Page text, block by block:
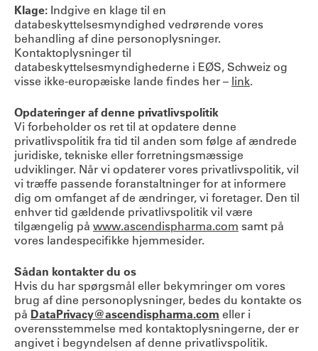
Klage: Indgive en klage til en
databeskyttelsesmyndighed vedrørende vores
behandling af dine personoplysninger.
Kontaktoplysninger til
databeskyttelsesmyndighederne i EØS, Schweiz og
visse ikke-europæiske lande findes her – link.
Opdateringer af denne privatlivspolitik
Vi forbeholder os ret til at opdatere denne
privatlivspolitik fra tid til anden som følge af ændrede
juridiske, tekniske eller forretningsmæssige
udviklinger. Når vi opdaterer vores privatlivspolitik, vil
vi træffe passende foranstaltninger for at informere
dig om omfanget af de ændringer, vi foretager. Den til
enhver tid gældende privatlivspolitik vil være
tilgængelig på www.ascendispharma.com samt på
vores landespecifikke hjemmesider.
Sådan kontakter du os
Hvis du har spørgsmål eller bekymringer om vores
brug af dine personoplysninger, bedes du kontakte os
på DataPrivacy@ascendispharma.com eller i
overensstemmelse med kontaktoplysningerne, der er
angivet i begyndelsen af denne privatlivspolitik.